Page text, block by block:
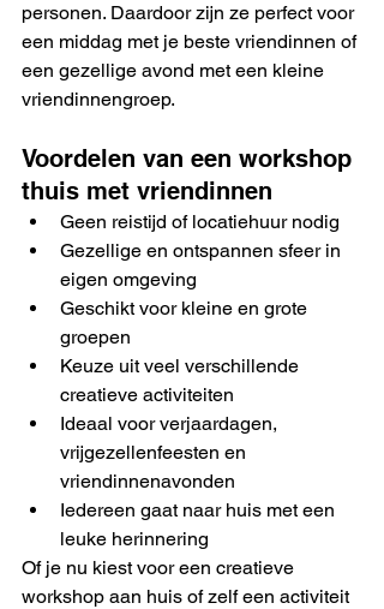
personen. Daardoor zijn ze perfect voor
een middag met je beste vriendinnen of
een gezellige avond met een kleine
vriendinnengroep.
Voordelen van een workshop
thuis met vriendinnen
Geen reistijd of locatiehuur nodig
Gezellige en ontspannen sfeer in
eigen omgeving
Geschikt voor kleine en grote
groepen
Keuze uit veel verschillende
creatieve activiteiten
Ideaal voor verjaardagen,
vrijgezellenfeesten en
vriendinnenavonden
Iedereen gaat naar huis met een
leuke herinnering
Of je nu kiest voor een creatieve
workshop aan huis of zelf een activiteit